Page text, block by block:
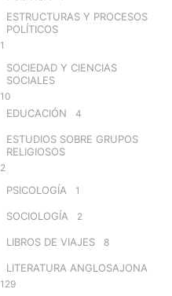
ESTRUCTURAS Y PROCESOS
POLÍTICOS
1
SOCIEDAD Y CIENCIAS
SOCIALES
10
EDUCACIÓN 4
ESTUDIOS SOBRE GRUPOS
RELIGIOSOS
2
PSICOLOGÍA 1
SOCIOLOGÍA 2
LIBROS DE VIAJES 8
LITERATURA ANGLOSAJONA
129